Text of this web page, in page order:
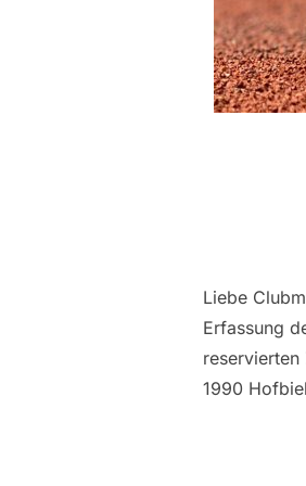
Liebe
Erfassung
1990